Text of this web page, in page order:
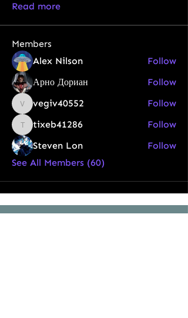
Read more
Members
Alex Nilson
Follow
Арно Дориан
Follow
vegiv40552
vegiv40552 Follow
tixeb41286
tixeb41286
Follow
Steven Lon
Follow
See All Members (60)